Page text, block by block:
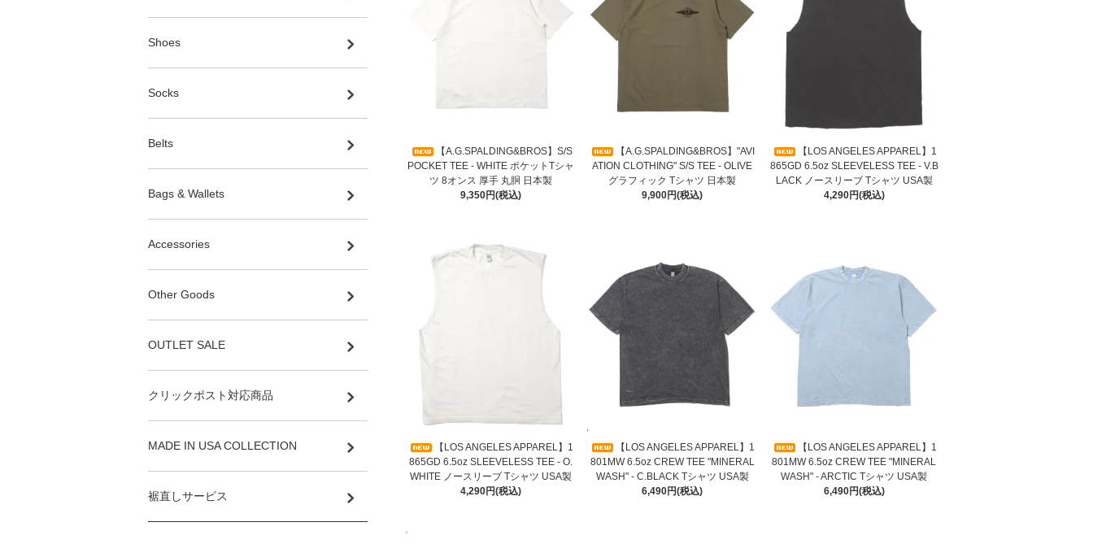
【A.G.SPALDING&BROS】S/S
POCKET TEE - WHITE ポケットTシャ
ツ 8オンス 厚手 丸胴 日本製
9,350円(税込)
【A.G.SPALDING&BROS】"AVI
ATION CLOTHING" S/S TEE - OLIVE
グラフィック Tシャツ 日本製
9,900円(税込)
【LOS ANGELES APPAREL】1
865GD 6.5oz SLEEVELESS TEE - V.B
LACK ノースリーブ Tシャツ USA製
4,290円(税込)
【LOS ANGELES APPAREL】1
865GD 6.5oz SLEEVELESS TEE - O.
WHITE ノースリーブ Tシャツ USA製
4,290円(税込)
【LOS ANGELES APPAREL】1
801MW 6.5oz CREW TEE "MINERAL
WASH" - C.BLACK Tシャツ USA製
6,490円(税込)
【LOS ANGELES APPAREL】1
801MW 6.5oz CREW TEE "MINERAL
WASH" - ARCTIC Tシャツ USA製
6,490円(税込)
Shoes
Socks
Belts
Bags & Wallets
Accessories
Other Goods
OUTLET SALE
クリックポスト対応商品
MADE IN USA COLLECTION
裾直しサービス